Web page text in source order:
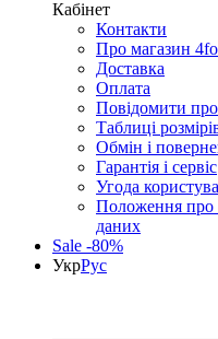
Кабінет
Контакти
Про магазин
Доставка
Оплата
Повідомити
Таблиці
Обмін і
Гарантія і сервіс
Угода
Положення про
даних
Sale -80%
УкрРус